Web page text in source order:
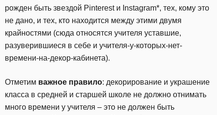
рожден быть звездой Pinterest и Instagram*, тех, кому это
не дано, и тех, кто находится между этими двумя
крайностями (сюда относятся учителя уставшие,
разуверившиеся в себе и учителя-у-которых-нет-
времени-на-декор-кабинета).
Отметим важное правило: декорирование и украшение
класса в средней и старшей школе не должно отнимать
много времени у учителя – это не должен быть